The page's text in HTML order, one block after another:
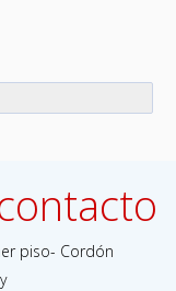
piso- Cordón